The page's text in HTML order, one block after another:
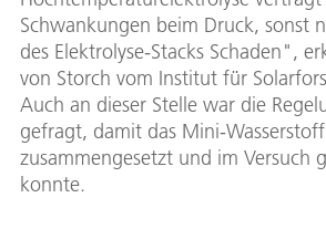
Schwankungen beim Druck, sonst
des Elektrolyse-Stacks Schaden",
von Storch vom Institut für
Auch an dieser Stelle war die
gefragt, damit das Mini-
zusammengesetzt und im Versuch
konnte.